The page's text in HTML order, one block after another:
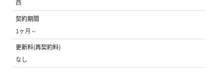
西
契約期間
1ヶ月～
更新料(再契約料)
なし